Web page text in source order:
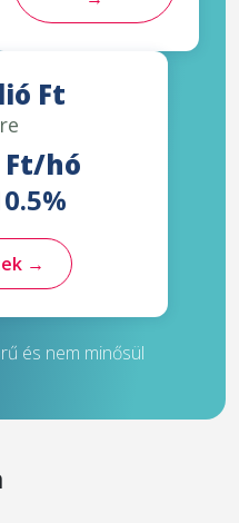
Ft
Ft/hó
→
és nem minősül